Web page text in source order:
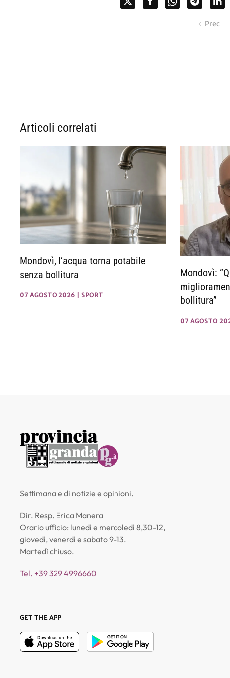
Prec
Articoli correlati
Mondovì, l’acqua torna potabile
senza bollitura
07 AGOSTO 2026 SPORT
Mondovì:
bollitura”
07 AGOSTO
Settimanale di notizie e opinioni.
Dir. Resp. Erica Manera
Orario ufficio: lunedì e mercoledì 8,30-12,
giovedì, venerdì e sabato 9-13.
Martedì chiuso.
Tel. +39 329 4996660
GET THE APP